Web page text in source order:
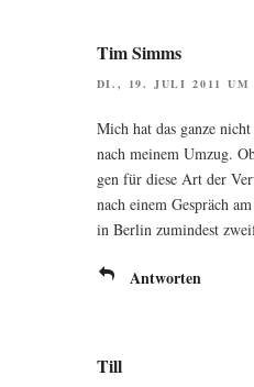
Tim Simms
DI., 19. JULI 2011 UM
Mich hat das gan­ze
nach mei­nem Umzug.
gen für die­se Art der
nach einem Gespräch
in Ber­lin zumin­dest
Antworten
Till